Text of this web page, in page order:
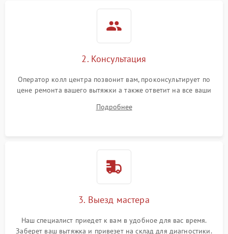
2. Консультация
Оператор колл центра позвонит вам, проконсультирует по
цене ремонта вашего вытяжки а также ответит на все ваши
Подробнее
3. Выезд мастера
Наш специалист приедет к вам в удобное для вас время.
Заберет ваш вытяжка и привезет на склад для диагностики.